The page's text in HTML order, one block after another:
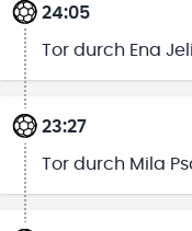
24:05
Tor durch Ena
23:27
Tor durch Mila